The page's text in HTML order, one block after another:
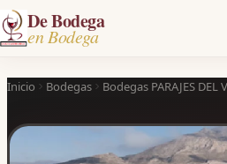
De Bodega
en Bodega
Inicio Bodegas Bodegas PARAJES DEL